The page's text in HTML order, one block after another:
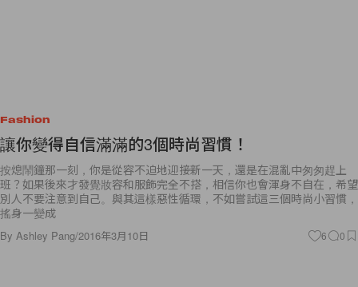
Fashion
讓你變得自信滿滿的3個時尚習慣！
按熄鬧鐘那一刻，你是從容不迫地迎接新一天，還是在混亂中匆匆趕上
班？如果後來才發覺妝容和服飾完全不搭，相信你也會渾身不自在，希望
別人不要注意到自己。與其這樣惡性循環，不如嘗試這三個時尚小習慣，
搖身一變成
By Ashley Pang/2016年3月10日 6 0